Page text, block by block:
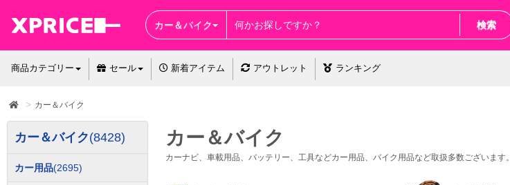
カー＆バイク 検索
商品カテゴリー セール 新着アイテム アウトレット ランキング
カー＆バイク
カーナビ、車載用品、バッテリー、工具などカー用品、バイク用品など取扱多数ございます。
カー＆バイク(8428)
カー用品(2695)
カー＆バイク